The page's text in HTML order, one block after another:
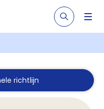
richtlijn